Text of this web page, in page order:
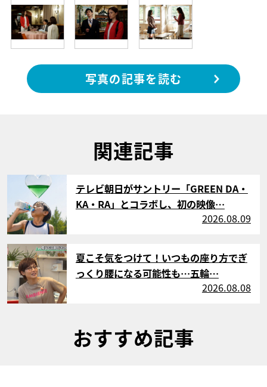
写真の記事を読む
関連記事
テレビ朝日がサントリー「GREEN DA・
KA・RA」とコラボし、初の映像…
2026.08.09
サムネイル
夏こそ気をつけて！いつもの座り方でぎ
っくり腰になる可能性も…五輪…
2026.08.08
おすすめ記事